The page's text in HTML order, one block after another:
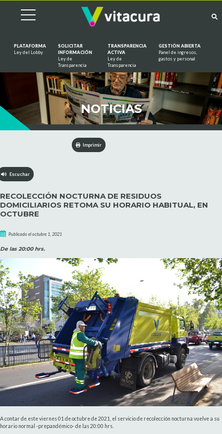
PLATAFORMA
Ley del Lobby
SOLICITAR
INFORMACIÓN
Ley de
Transparencia
TRANSPARENCIA
ACTIVA
Ley de
Transparencia
GESTIÓN ABIERTA
Panel de ingresos,
gastos y personal
NOTICIAS
Imprimir
Escuchar
RECOLECCIÓN NOCTURNA DE RESIDUOS
DOMICILIARIOS RETOMA SU HORARIO HABITUAL, EN
OCTUBRE
Publicado el octubre 1, 2021
De las 20:00 hrs.
A contar de este viernes 01 de octubre de 2021, el servicio de recolección nocturna vuelve a su
horario normal -prepandémico- de las 20:00 hrs.